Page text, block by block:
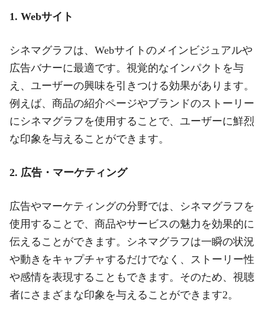
1. Webサイト
シネマグラフは、Webサイトのメインビジュアルや
広告バナーに最適です。視覚的なインパクトを与
え、ユーザーの興味を引きつける効果があります。
例えば、商品の紹介ページやブランドのストーリー
にシネマグラフを使用することで、ユーザーに鮮烈
な印象を与えることができます。
2. 広告・マーケティング
広告やマーケティングの分野では、シネマグラフを
使用することで、商品やサービスの魅力を効果的に
伝えることができます。シネマグラフは一瞬の状況
や動きをキャプチャするだけでなく、ストーリー性
や感情を表現することもできます。そのため、視聴
者にさまざまな印象を与えることができます2。